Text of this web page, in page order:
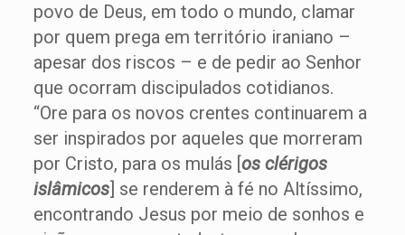
povo de Deus, em todo o mundo, clamar
por quem prega em território iraniano –
apesar dos riscos – e de pedir ao Senhor
que ocorram discipulados cotidianos.
“Ore para os novos crentes continuarem a
ser inspirados por aqueles que morreram
por Cristo, para os mulás [os clérigos
islâmicos] se renderem à fé no Altíssimo,
encontrando Jesus por meio de sonhos e